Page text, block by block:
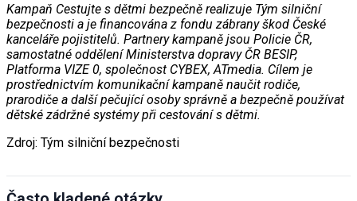
Kampaň Cestujte s dětmi bezpečně realizuje Tým silniční
bezpečnosti a je financována z fondu zábrany škod České
kanceláře pojistitelů. Partnery kampaně jsou Policie ČR,
samostatné oddělení Ministerstva dopravy ČR BESIP,
Platforma VIZE 0, společnost CYBEX, ATmedia. Cílem je
prostřednictvím komunikační kampaně naučit rodiče,
prarodiče a další pečující osoby správně a bezpečně používat
dětské zádržné systémy při cestování s dětmi.
Zdroj: Tým silniční bezpečnosti